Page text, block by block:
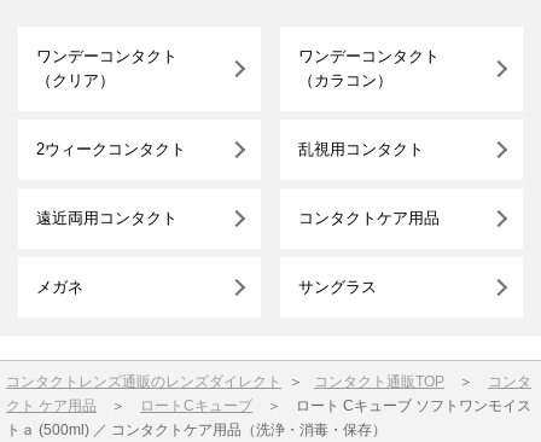
ワンデーコンタクト
（クリア）
ワンデーコンタクト
（カラコン）
2ウィークコンタクト 乱視用コンタクト
遠近両用コンタクト コンタクトケア用品
メガネ サングラス
コンタクトレンズ通販のレンズダイレクト ＞ コンタクト通販TOP ＞
コンタ
クト ケア用品 ＞ ロートCキューブ ＞
ロート Cキューブ ソフトワンモイス
トａ (500ml) ／ コンタクトケア用品（洗浄・消毒・保存）